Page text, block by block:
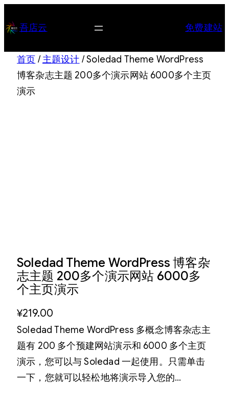
至 吾店云 免费建站
首页 /主题设计 / Soledad Theme WordPress
博客杂志主题 200多个演示网站 6000多个主页
演示
Soledad Theme WordPress 博客杂
志主题 200多个演示网站 6000多
个主页演示
¥219.00
Soledad Theme WordPress 多概念博客杂志主
题有 200 多个预建网站演示和 6000 多个主页
演示，您可以与 Soledad 一起使用。只需单击
一下，您就可以轻松地将演示导入您的…